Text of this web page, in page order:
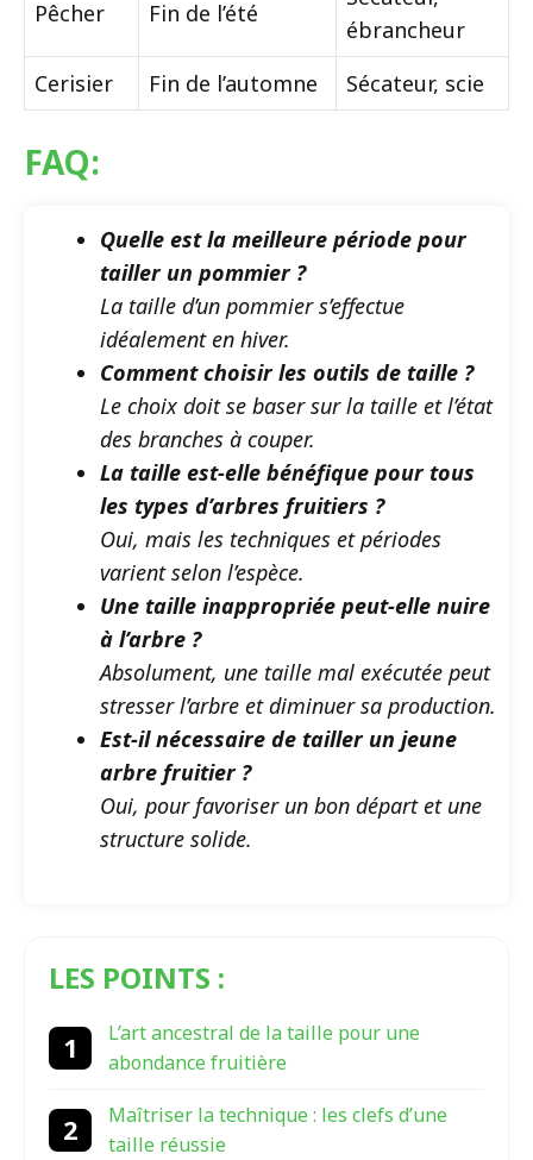
Pêcher Fin de l’été
ébrancheur
Cerisier
Fin de l’automne Sécateur, scie
FAQ:
Quelle est la meilleure période pour
tailler un pommier ?
La taille d’un pommier s’effectue
idéalement en hiver.
Comment choisir les outils de taille ?
Le choix doit se baser sur la taille et l’état
des branches à couper.
La taille est-elle bénéfique pour tous
les types d’arbres fruitiers ?
Oui, mais les techniques et périodes
varient selon l’espèce.
Une taille inappropriée peut-elle nuire
à l’arbre ?
Absolument, une taille mal exécutée peut
stresser l’arbre et diminuer sa production.
Est-il nécessaire de tailler un jeune
arbre fruitier ?
Oui, pour favoriser un bon départ et une
structure solide.
LES POINTS :
L’art ancestral de la taille pour une
abondance fruitière
Maîtriser la technique : les clefs d’une
taille réussie